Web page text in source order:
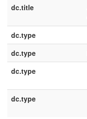
dc.title
dc.type
dc.type
dc.type
dc.type